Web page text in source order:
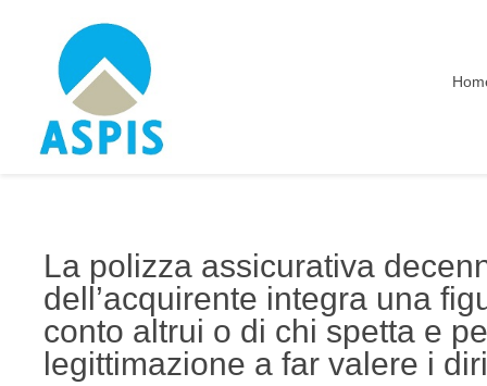
La polizza assicurativa
dell’acquirente integra una
conto altrui o di chi spetta e
legittimazione a far valere i